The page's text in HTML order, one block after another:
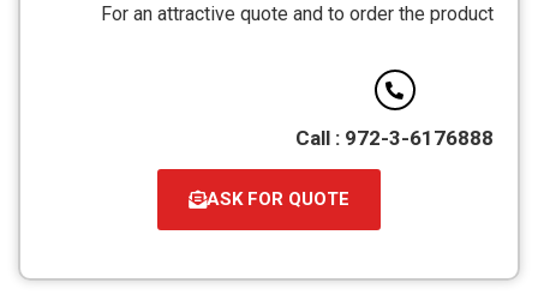
PDF
For an attractive quote and to order the product
Call : 972-3-6176888
ASK FOR QUOTE